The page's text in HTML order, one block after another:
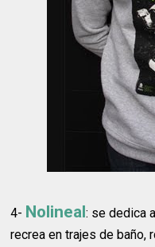
4- Nolineal: se dedica
recrea en trajes de baño,